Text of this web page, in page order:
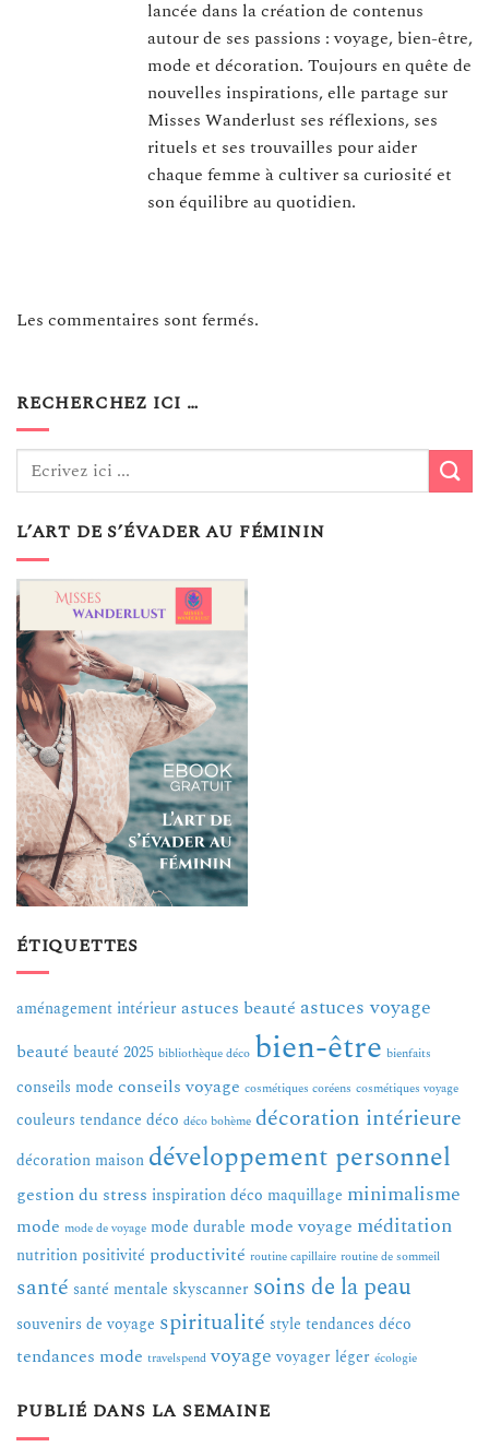
lancée dans la création de contenus
autour de ses passions : voyage, bien-être,
mode et décoration. Toujours en quête de
nouvelles inspirations, elle partage sur
Misses Wanderlust ses réflexions, ses
rituels et ses trouvailles pour aider
chaque femme à cultiver sa curiosité et
son équilibre au quotidien.
Les commentaires sont fermés.
RECHERCHEZ ICI …
L’ART DE S’ÉVADER AU FÉMININ
ÉTIQUETTES
aménagement intérieurastuces beauté astuces voyage
beauté beauté 2025 bibliothèque déco bien-être bienfaits
conseils mode conseils voyage cosmétiques coréens cosmétiques voyage
couleurs tendance déco déco bohème décoration intérieure
décoration maison développement personnel
gestion du stress inspiration déco maquillage minimalisme
mode mode de voyage mode durable mode voyage méditation
nutrition positivité productivité routine capillaire routine de sommeil
santé santé mentale skyscanner soins de la peau
souvenirs de voyage spiritualité style tendances déco
tendances mode travelspend voyage voyager léger écologie
PUBLIÉ DANS LA SEMAINE